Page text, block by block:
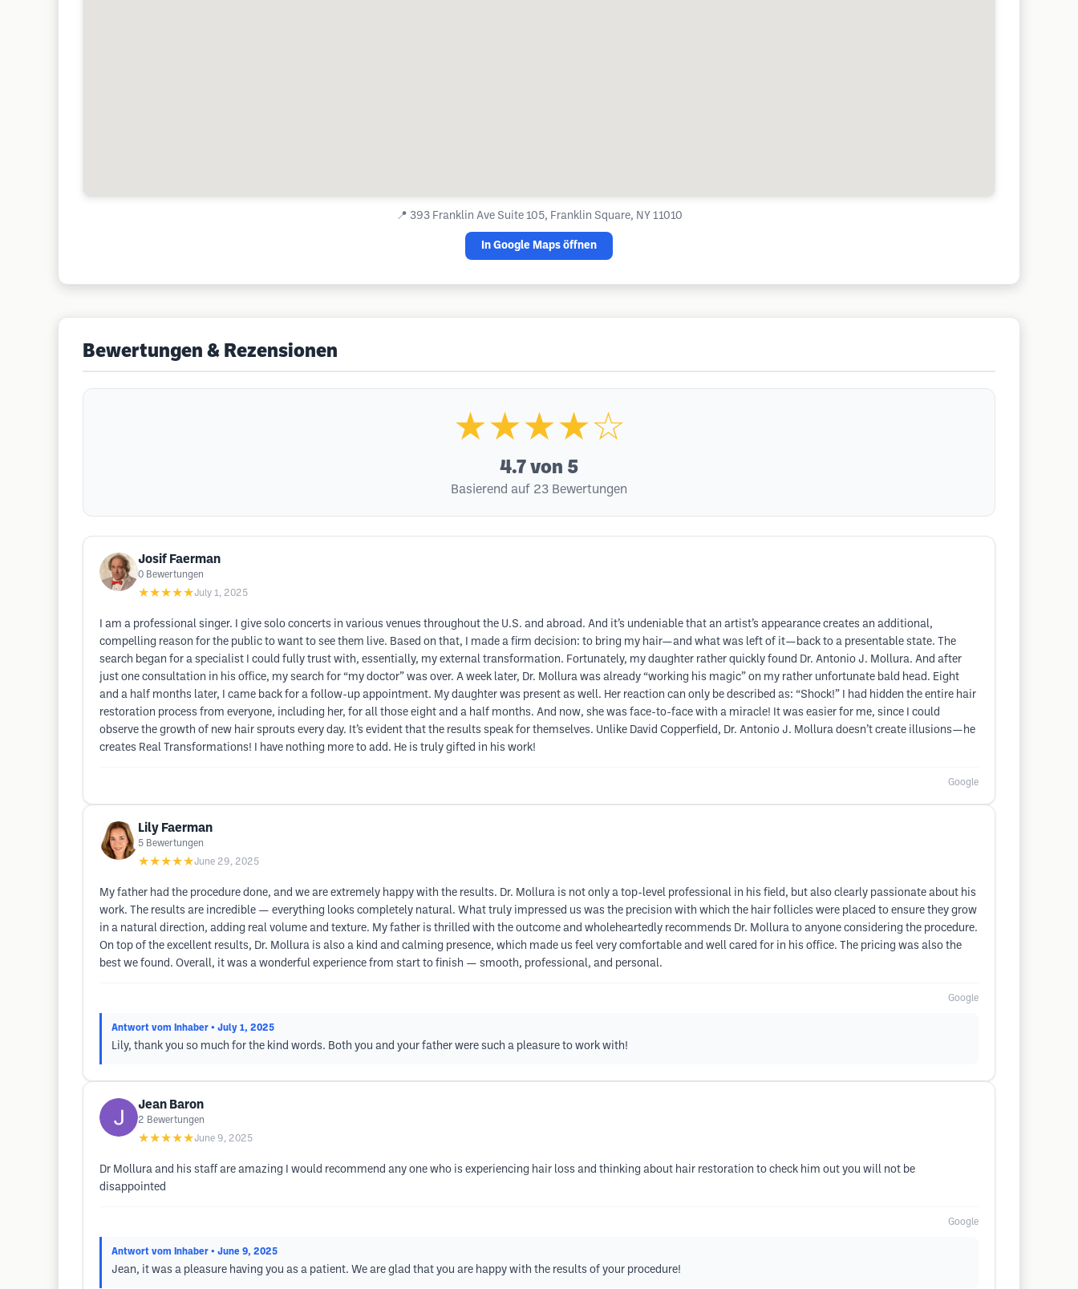
📍 393 Franklin Ave Suite 105, Franklin Square, NY 11010
In Google Maps öffnen
Bewertungen & Rezensionen
★★★★☆
4.7 von 5
Basierend auf 23 Bewertungen
Josif Faerman
0 Bewertungen
★★★★★July 1, 2025
I am a professional singer. I give solo concerts in various venues throughout the U.S. and abroad. And it’s undeniable that an artist’s appearance creates an additional,
compelling reason for the public to want to see them live. Based on that, I made a firm decision: to bring my hair—and what was left of it—back to a presentable state. The
search began for a specialist I could fully trust with, essentially, my external transformation. Fortunately, my daughter rather quickly found Dr. Antonio J. Mollura. And after
just one consultation in his office, my search for “my doctor” was over. A week later, Dr. Mollura was already “working his magic” on my rather unfortunate bald head. Eight
and a half months later, I came back for a follow-up appointment. My daughter was present as well. Her reaction can only be described as: “Shock!” I had hidden the entire hair
restoration process from everyone, including her, for all those eight and a half months. And now, she was face-to-face with a miracle! It was easier for me, since I could
observe the growth of new hair sprouts every day. It’s evident that the results speak for themselves. Unlike David Copperfield, Dr. Antonio J. Mollura doesn’t create illusions—he
creates Real Transformations! I have nothing more to add. He is truly gifted in his work!
Google
Lily Faerman
5 Bewertungen
★★★★★June 29, 2025
My father had the procedure done, and we are extremely happy with the results. Dr. Mollura is not only a top-level professional in his field, but also clearly passionate about his
work. The results are incredible — everything looks completely natural. What truly impressed us was the precision with which the hair follicles were placed to ensure they grow
in a natural direction, adding real volume and texture. My father is thrilled with the outcome and wholeheartedly recommends Dr. Mollura to anyone considering the procedure.
On top of the excellent results, Dr. Mollura is also a kind and calming presence, which made us feel very comfortable and well cared for in his office. The pricing was also the
best we found. Overall, it was a wonderful experience from start to finish — smooth, professional, and personal.
Google
Antwort vom Inhaber • July 1, 2025
Lily, thank you so much for the kind words. Both you and your father were such a pleasure to work with!
Jean Baron
2 Bewertungen
★★★★★June 9, 2025
Dr Mollura and his staff are amazing I would recommend any one who is experiencing hair loss and thinking about hair restoration to check him out you will not be
disappointed
Google
Antwort vom Inhaber • June 9, 2025
Jean, it was a pleasure having you as a patient. We are glad that you are happy with the results of your procedure!